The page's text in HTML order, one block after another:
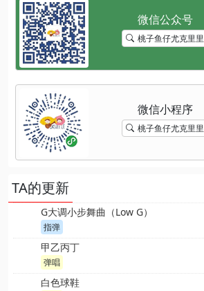
桃子鱼仔尤克里里
桃子鱼仔尤克里里
TA的更新
G大调小步舞曲（Low G）
指弹
甲乙丙丁
弹唱
白色球鞋